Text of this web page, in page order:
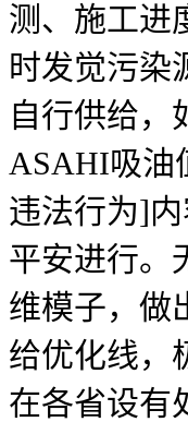
测、施工进
时发觉污染
自行供给，
ASAHI吸油
违法行为]
平安进行。
维模子，做
给优化线，
在各省设有